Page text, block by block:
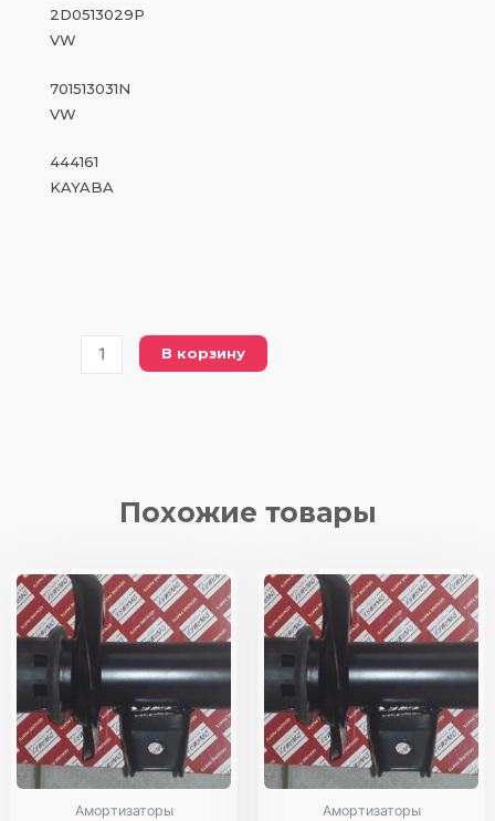
2D0513029P
VW
701513031N
VW
444161
KAYABA
Количество
товара
амортизатор/
В корзину
Похожие товары
Амортизаторы Амортизаторы